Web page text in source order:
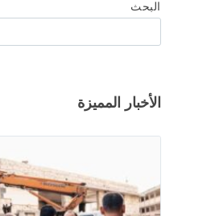
البحث
الأخبار المميزة